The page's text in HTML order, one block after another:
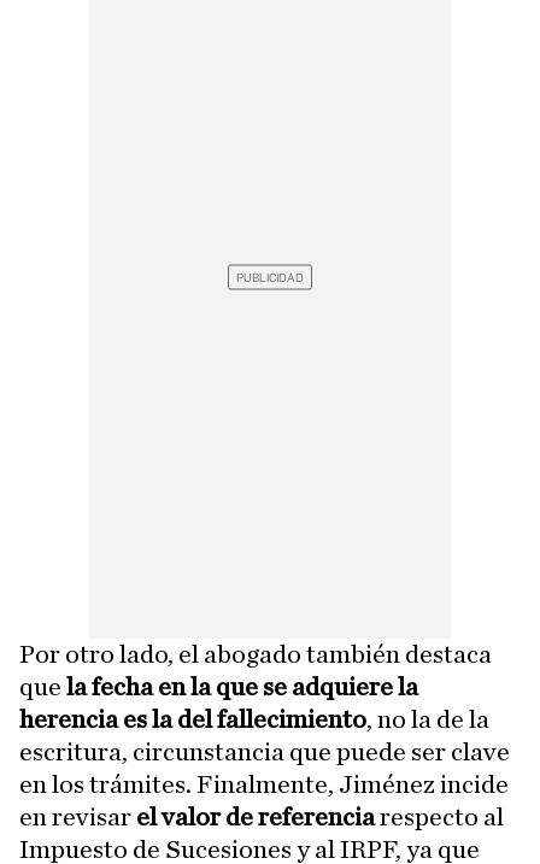
Por otro lado, el abogado también destaca
que la fecha en la que se adquiere la
herencia es la del fallecimiento, no la de la
escritura, circunstancia que puede ser clave
en los trámites. Finalmente, Jiménez incide
en revisar el valor de referenciarespecto al
Impuesto de Sucesiones y al IRPF, ya que